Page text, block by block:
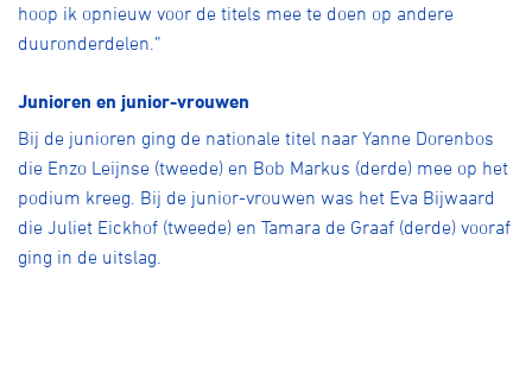
hoop ik opnieuw voor de titels mee te doen op andere
duuronderdelen.”
Junioren en junior-vrouwen
Bij de junioren ging de nationale titel naar Yanne Dorenbos
die Enzo Leijnse (tweede) en Bob Markus (derde) mee op het
podium kreeg. Bij de junior-vrouwen was het Eva Bijwaard
die Juliet Eickhof (tweede) en Tamara de Graaf (derde) vooraf
ging in de uitslag.